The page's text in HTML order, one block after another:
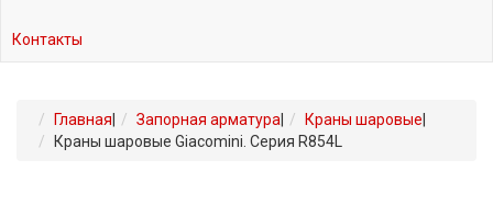
Контакты
Главная Запорная арматура Краны шаровые
Краны шаровые Giacomini. Серия R854L